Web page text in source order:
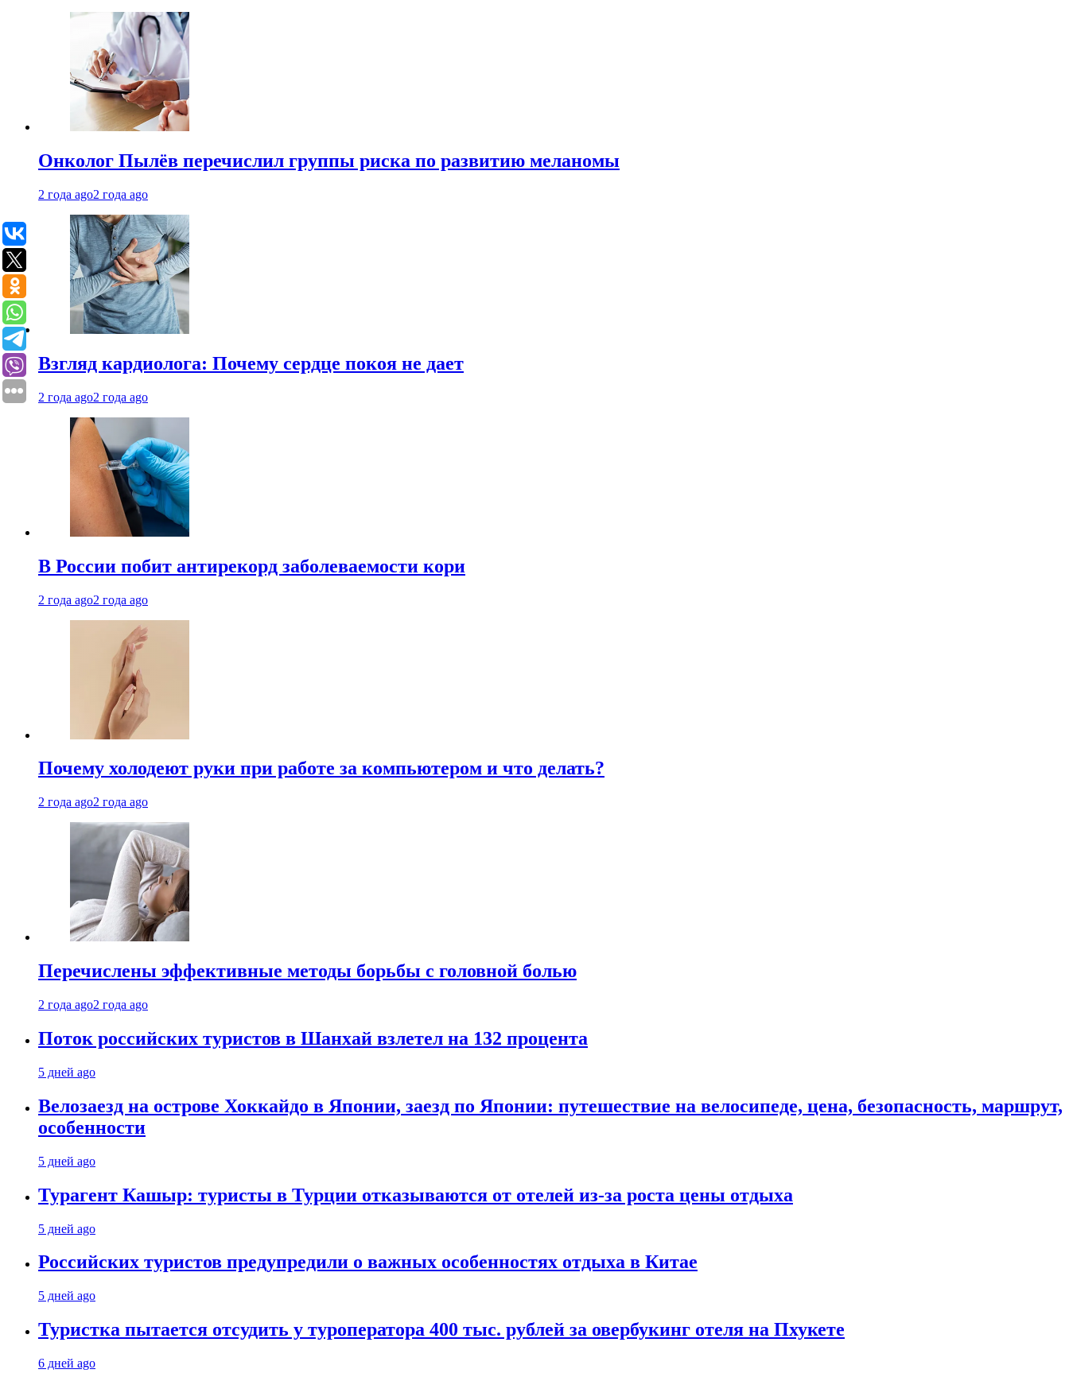
Онколог Пылёв перечислил группы риска по развитию меланомы
2 года ago2 года ago
Взгляд кардиолога: Почему сердце покоя не дает
2 года ago2 года ago
В России побит антирекорд заболеваемости кори
2 года ago2 года ago
Почему холодеют руки при работе за компьютером и что делать?
2 года ago2 года ago
Перечислены эффективные методы борьбы с головной болью
2 года ago2 года ago
Поток российских туристов в Шанхай взлетел на 132 процента
5 дней ago
Велозаезд на острове Хоккайдо в Японии, заезд по Японии: путешествие на велосипеде, цена, безопасность, маршрут,
особенности
5 дней ago
Турагент Кашыр: туристы в Турции отказываются от отелей из-за роста цены отдыха
5 дней ago
Российских туристов предупредили о важных особенностях отдыха в Китае
5 дней ago
Туристка пытается отсудить у туроператора 400 тыс. рублей за овербукинг отеля на Пхукете
6 дней ago